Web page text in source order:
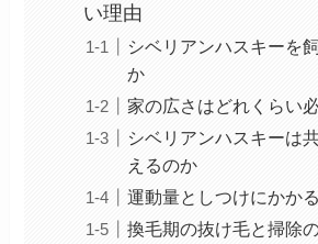
い理由
シベリアンハスキーを
か
家の広さはどれくらい
シベリアンハスキーは
えるのか
運動量としつけにかか
換毛期の抜け毛と掃除